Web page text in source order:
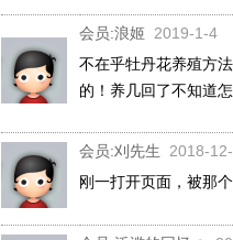
会员:浪姬 2019-1-4
不在乎牡丹花养殖方
的！养几回了不知道
会员:刈先生 2018-
刚一打开页面，被那